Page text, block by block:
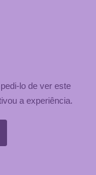
lo de ver este
a experiência.